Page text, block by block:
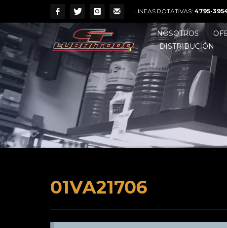
LINEAS ROTATIVAS: 4795-
NOSOTROS
DISTRIBUCIÓN
01VA21706